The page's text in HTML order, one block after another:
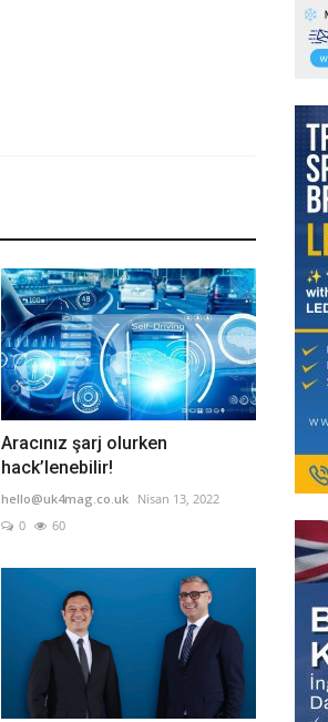
Aracınız şarj olurken
hack’lenebilir!
hello@uk4mag.co.uk
Nisan 13, 2022
0
60